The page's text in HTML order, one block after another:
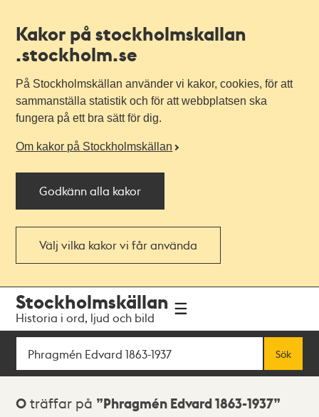
Kakor på stockholmskallan
.stockholm.se
På Stockholmskällan använder vi kakor, cookies, för att
sammanställa statistik och för att webbplatsen ska
fungera på ett bra sätt för dig.
Om kakor på Stockholmskällan
Godkänn alla kakor
Välj vilka kakor vi får använda
navigationen
huvudinnehållet
Stockholmskällan
Historia i ord, ljud och bild
Sök
Sök
Sökresultat
0 träffar på Phragmén Edvard 1863-1937